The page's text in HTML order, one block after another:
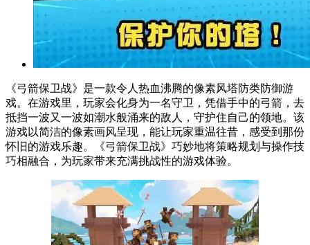
《弓箭保卫战》是一款令人热血沸腾的像素风塔防类防御游
戏。在游戏里，玩家会化身为一名守卫，凭借手中的弓箭，去
抵挡一波又一波如潮水般涌来的敌人，守护住自己的领地。该
游戏以简洁的像素画风呈现，能让玩家重温往昔，感受到那份
怀旧的游戏乐趣。《弓箭保卫战》巧妙地将策略规划与操作技
巧相融合，为玩家带来充满挑战性的游戏体验。